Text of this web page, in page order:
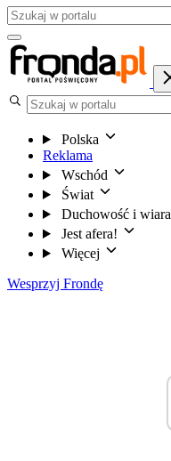
Polska
Reklama
Wschód
Świat
Duchowość i wiara
Jest afera!
Więcej
Wesprzyj Frondę